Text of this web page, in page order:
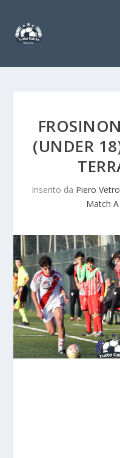
(UNDER
Inserito da Piero
Match